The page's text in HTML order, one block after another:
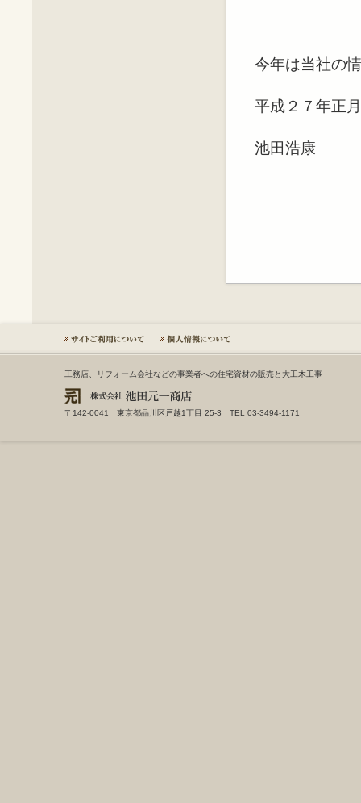
今年は当社の
平成２７年正月
池田浩康
工務店、リフォーム会社などの事業者への住宅資材の販売と大工木工事
〒142-0041 東京都品川区戸越1丁目 25-3 TEL 03-3494-1171